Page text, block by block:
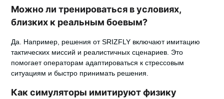
Можно ли тренироваться в условиях,
близких к реальным боевым?
Да. Например, решения от SRIZFLY включают имитацию
тактических миссий и реалистичных сценариев. Это
помогает операторам адаптироваться к стрессовым
ситуациям и быстро принимать решения.
Как симуляторы имитируют физику